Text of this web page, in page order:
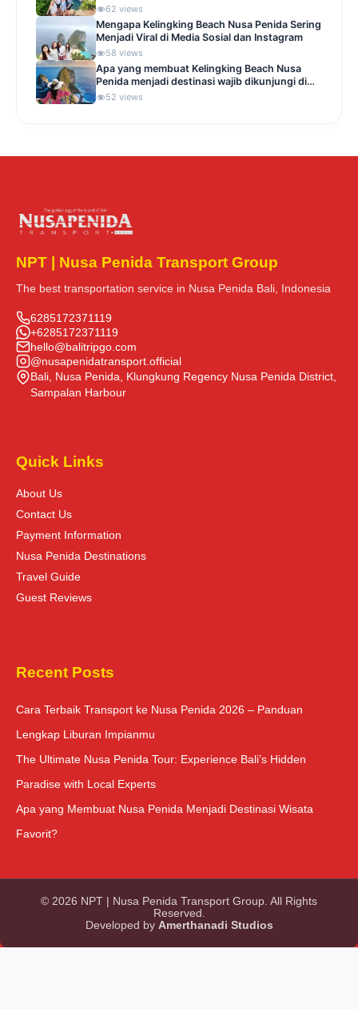
62 views
Mengapa Kelingking Beach Nusa Penida Sering
Menjadi Viral di Media Sosial dan Instagram
58 views
Apa yang membuat Kelingking Beach Nusa
Penida menjadi destinasi wajib dikunjungi di
Indonesia
52 views
NPT | Nusa Penida Transport Group
The best transportation service in Nusa Penida Bali, Indonesia
6285172371119
+6285172371119
hello@balitripgo.com
@nusapenidatransport.official
Bali, Nusa Penida, Klungkung Regency Nusa Penida District,
Sampalan Harbour
Quick Links
About Us
Contact Us
Payment Information
Nusa Penida Destinations
Travel Guide
Guest Reviews
Recent Posts
Cara Terbaik Transport ke Nusa Penida 2026 – Panduan
Lengkap Liburan Impianmu
The Ultimate Nusa Penida Tour: Experience Bali’s Hidden
Paradise with Local Experts
Apa yang Membuat Nusa Penida Menjadi Destinasi Wisata
Favorit?
© 2026 NPT | Nusa Penida Transport Group. All Rights
Reserved.
Developed by Amerthanadi Studios